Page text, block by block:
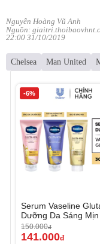
Nguyễn Hoàng Vũ Anh
Nguồn:
22:00 31/10/2019
Chelsea Man United
-6%
Serum Vaseline
Dưỡng Da Sáng Mịn
Ngày
150.000đ
141.000đ